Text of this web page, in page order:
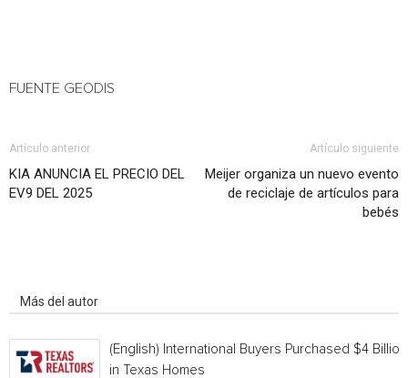
FUENTE GEODIS
Artículo anterior
KIA ANUNCIA EL PRECIO DEL
EV9 DEL 2025
Artículo siguiente
Meijer organiza un nuevo evento
de reciclaje de artículos para
bebés
Más del autor
(English) International Buyers Purchased $4 Billion
in Texas Homes